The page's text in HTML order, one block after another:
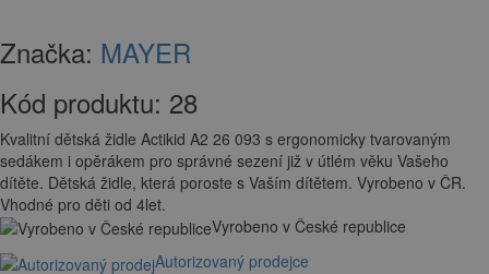
Značka: MAYER
Kód produktu: 28
Kvalitní dětská židle Actikid A2 26 093 s ergonomicky tvarovaným
sedákem i opěrákem pro správné sezení již v útlém věku Vašeho
dítěte. Dětská židle, která poroste s Vaším dítětem. Vyrobeno v ČR.
Vhodné pro děti od 4let.
Vyrobeno v České republice
Autorizovaný prodejce